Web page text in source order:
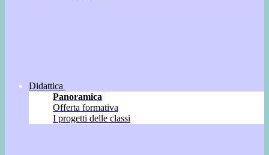
Didattica
Panoramica
Offerta formativa
I progetti delle classi